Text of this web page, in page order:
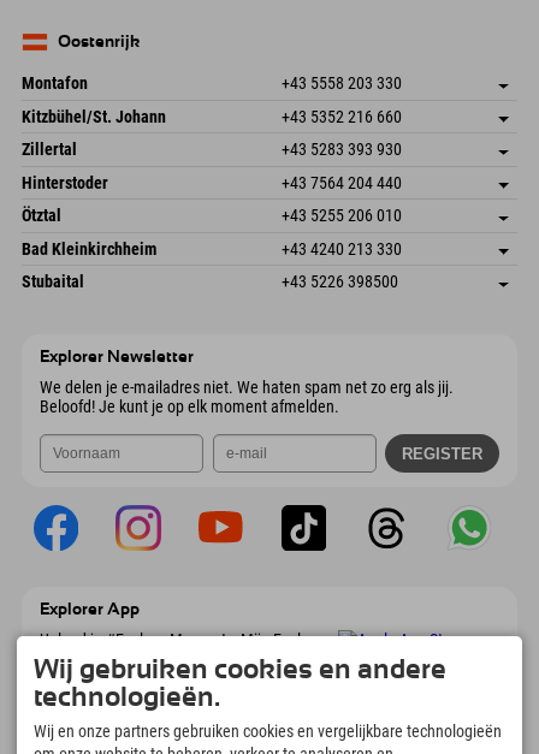
Duitsland
Oostenrijk
Montafon +43 5558 203 330
Dorfstr. 127b
6793 Gaschurn/Montafon
Oostenrijk
Adres opslaan
Aankomstinformatie
Booking
Kitzbühel/St. Johann +43 5352 216 660
Speckbacherstraße 87
Oostenrijk
Adres opslaan
Booking
Zillertal +43 5283 393 930
Schmiedau 2
6272 Kaltenbach im Zillertal
Oostenrijk
Adres opslaan
Aankomstinformatie
Booking
Hinterstoder +43 7564 204 440
Freizeitpark 10
Oostenrijk
Adres opslaan
Booking
Ötztal +43 5255 206 010
Gscheat 14
6441 Umhausen
Oostenrijk
Adres opslaan
Aankomstinformatie
Booking
Bad Kleinkirchheim +43 4240 213 330
Dorfstraße 24
Adres opslaan
Stubaital +43 5226 398500
Explorer Newsletter
We delen je e-mailadres niet. We haten spam net zo erg als jij.
Beloofd! Je kunt je op elk moment afmelden.
Explorer App
Upload je #ExplorerMoments, Mijn Explorer
To Go met een boekingsoverzicht, bucketlist,
restaurantoverzicht en nog veel meer.
Download nu!
Wij gebruiken cookies en andere
technologieën.
Wij en onze partners gebruiken cookies en vergelijkbare technologieën